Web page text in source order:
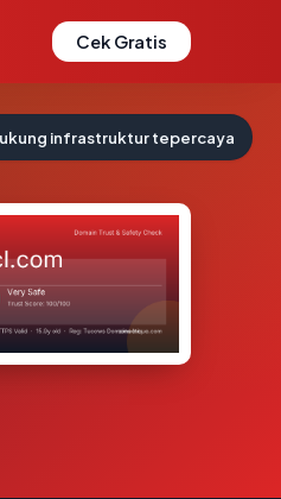
Cek Gratis
infrastruktur tepercaya